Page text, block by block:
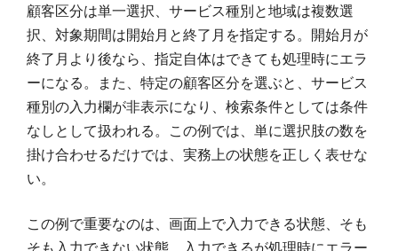
顧客区分は単一選択、サービス種別と地域は複数選
択、対象期間は開始月と終了月を指定する。開始月が
終了月より後なら、指定自体はできても処理時にエラ
ーになる。また、特定の顧客区分を選ぶと、サービス
種別の入力欄が非表示になり、検索条件としては条件
なしとして扱われる。この例では、単に選択肢の数を
掛け合わせるだけでは、実務上の状態を正しく表せな
い。
この例で重要なのは、画面上で入力できる状態、そも
そも入力できない状態、入力できるが処理時にエラー